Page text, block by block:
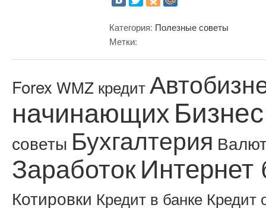
Категория: Полезные советы
Метки:
Forex WMZ кредит
начинающих
советы Бухгалтерия
ЗаработокИнтернет
Котировки Кредит в банке Кредит